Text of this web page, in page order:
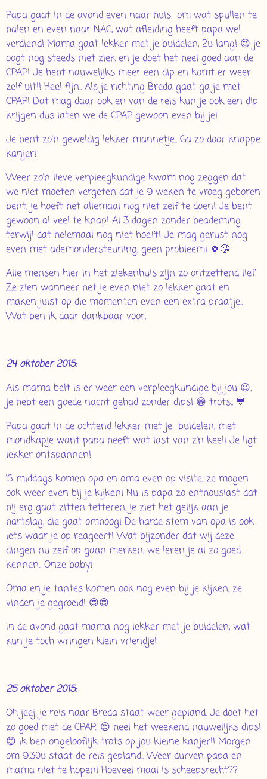
Papa gaat in de avond even naar huis om wat spullen te
halen en even naar NAC, wat afleiding heeft papa wel
verdiend! Mama gaat lekker met je buidelen, 2u lang! 😍 je
oogt nog steeds niet ziek en je doet het heel goed aan de
CPAP! Je hebt nauwelijks meer een dip en komt er weer
zelf uit!! Heel fijn.. Als je richting Breda gaat ga je met
CPAP! Dat mag daar ook en van de reis kun je ook een dip
krijgen dus laten we de CPAP gewoon even bij je!
Je bent zo'n geweldig lekker mannetje.. Ga zo door knappe
kanjer!
Weer zo'n lieve verpleegkundige kwam nog zeggen dat
we niet moeten vergeten dat je 9 weken te vroeg geboren
bent, je hoeft het allemaal nog niet zelf te doen! Je bent
gewoon al veel te knap! Al 3 dagen zonder beademing
terwijl dat helemaal nog niet hoeft! Je mag gerust nog
even met ademondersteuning, geen probleem! 🍀😘
Alle mensen hier in het ziekenhuis zijn zo ontzettend lief.
Ze zien wanneer het je even niet zo lekker gaat en
maken juist op die momenten even een extra praatje..
Wat ben ik daar dankbaar voor.
24 oktober 2015:
Als mama belt is er weer een verpleegkundige bij jou 😉,
je hebt een goede nacht gehad zonder dips! 😁 trots.. 💙
Papa gaat in de ochtend lekker met je buidelen, met
mondkapje want papa heeft wat last van z'n keel! Je ligt
lekker ontspannen!
'S middags komen opa en oma even op visite, ze mogen
ook weer even bij je kijken! Nu is papa zo enthousiast dat
hij erg gaat zitten tetteren, je ziet het gelijk aan je
hartslag, die gaat omhoog! De harde stem van opa is ook
iets waar je op reageert! Wat bijzonder dat wij deze
dingen nu zelf op gaan merken, we leren je al zo goed
kennen.. Onze baby!
Oma en je tantes komen ook nog even bij je kijken, ze
vinden je gegroeid! 😍😍
In de avond gaat mama nog lekker met je buidelen, wat
kun je toch wringen klein vriendje!
25 oktober 2015:
Oh jeej, je reis naar Breda staat weer gepland. Je doet het
zo goed met de CPAP.. 😍 heel het weekend nauwelijks dips!
😊 ik ben ongelooflijk trots op jou kleine kanjer!! Morgen
om 9.30u staat de reis gepland.. Weer durven papa en
mama niet te hopen! Hoeveel maal is scheepsrecht??